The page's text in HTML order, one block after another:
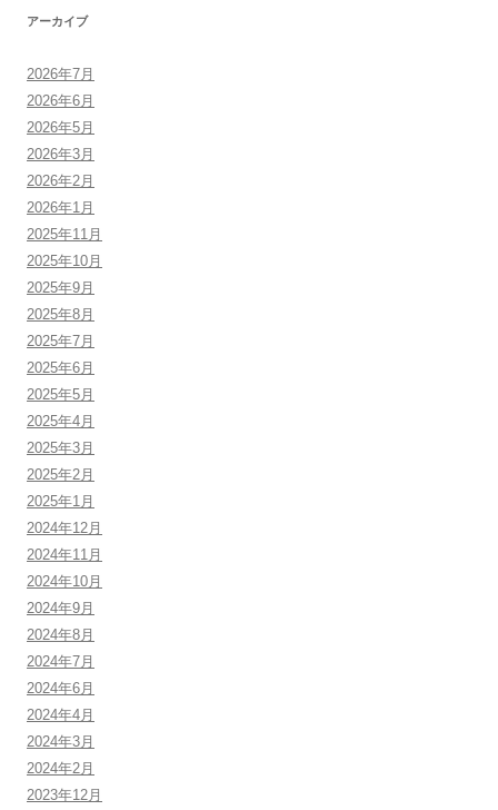
アーカイブ
2026年7月
2026年6月
2026年5月
2026年3月
2026年2月
2026年1月
2025年11月
2025年10月
2025年9月
2025年8月
2025年7月
2025年6月
2025年5月
2025年4月
2025年3月
2025年2月
2025年1月
2024年12月
2024年11月
2024年10月
2024年9月
2024年8月
2024年7月
2024年6月
2024年4月
2024年3月
2024年2月
2023年12月